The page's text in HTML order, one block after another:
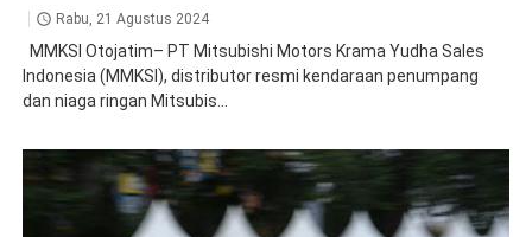
Rabu, 21 Agustus 2024
MMKSI Otojatim– PT Mitsubishi Motors Krama Yudha Sales
Indonesia (MMKSI), distributor resmi kendaraan penumpang
dan niaga ringan Mitsubis...